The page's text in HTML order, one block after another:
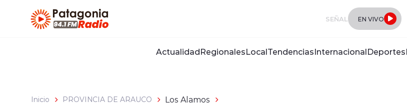
SEÑAL EN VIVO
ActualidadRegionalesLocalTendenciasInternacionalDeportes
Inicio PROVINCIA DE ARAUCO Los Alamos